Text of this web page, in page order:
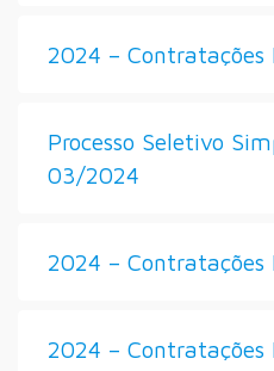
2024 – Contratações
Processo Seletivo
03/2024
2024 – Contratações
2024 – Contratações